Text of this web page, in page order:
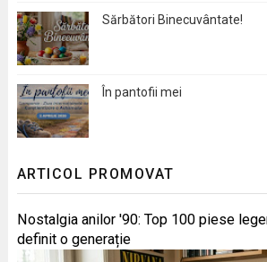
Sărbători Binecuvântate!
În pantofii mei
ARTICOL PROMOVAT
Nostalgia anilor '90: Top 100 piese
definit o generație